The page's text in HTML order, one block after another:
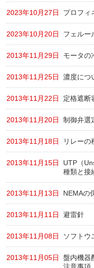
2023年10月27日 プロフィ
2023年10月20日 フェルー
2013年11月29日 モータの
2013年11月25日 濃度につ
2013年11月22日 定格遮断
2013年11月20日 制御弁選
2013年11月18日 リレーの
2013年11月15日
UTP（
種類と接
2013年11月13日 NEMAの
2013年11月11日 避雷針
2013年11月08日 ソフトウ
2013年11月05日
盤内機器